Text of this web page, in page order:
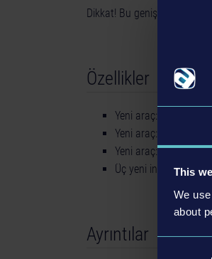
This
We
about
Dikkat! Bu genişletmenin
Özellikler
Yeni araç: LIEBHERR
Yeni araç: LIEBHERR
Yeni araç: LIEBHERR
Üç yeni inşaat
Ayrıntılar